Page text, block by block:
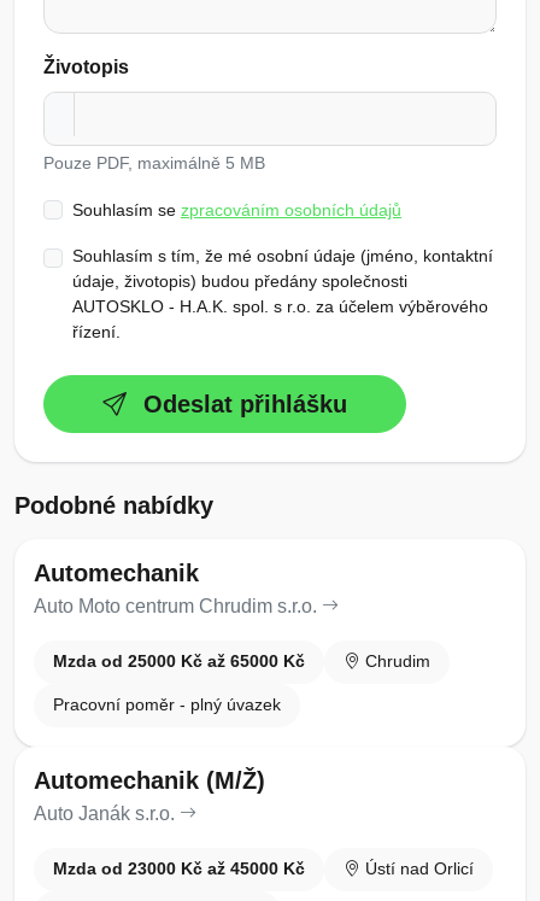
Životopis
Pouze PDF, maximálně 5 MB
Souhlasím se zpracováním osobních údajů
Souhlasím s tím, že mé osobní údaje (jméno, kontaktní
údaje, životopis) budou předány společnosti
AUTOSKLO - H.A.K. spol. s r.o. za účelem výběrového
řízení.
Odeslat přihlášku
Podobné nabídky
Automechanik
Auto Moto centrum Chrudim s.r.o.
Mzda od 25000 Kč až 65000 Kč Chrudim
Pracovní poměr - plný úvazek
Automechanik (M/Ž)
Auto Janák s.r.o.
Mzda od 23000 Kč až 45000 Kč Ústí nad Orlicí